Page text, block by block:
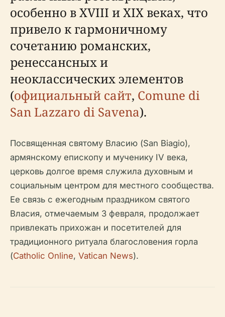
особенно в XVIII и XIX веках, что
привело к гармоничному
сочетанию романских,
ренессансных и
неоклассических элементов
(официальный сайт, Comune di
San Lazzaro di Savena).
Посвященная святому Власию (San Biagio),
армянскому епископу и мученику IV века,
церковь долгое время служила духовным и
социальным центром для местного сообщества.
Ее связь с ежегодным праздником святого
Власия, отмечаемым 3 февраля, продолжает
привлекать прихожан и посетителей для
традиционного ритуала благословения горла
(Catholic Online, Vatican News).